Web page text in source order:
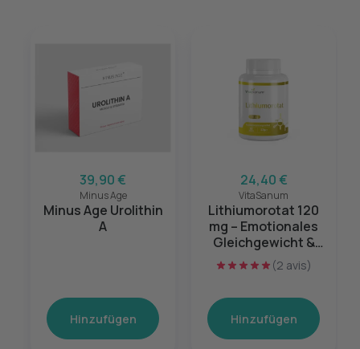
39,90 €
Minus Age
Minus Age Urolithin
A
Hinzufügen
24,40 €
VitaSanum
Lithiumorotat 120
mg – Emotionales
Gleichgewicht &
mentale Balance –
60 Kapseln
(2 avis)
Hinzufügen